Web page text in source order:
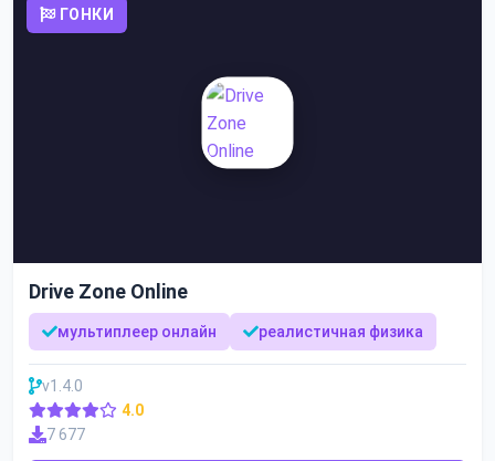
ГОНКИ
Drive Zone Online
мультиплеер онлайн реалистичная физика
v1.4.0
4.0
7 677